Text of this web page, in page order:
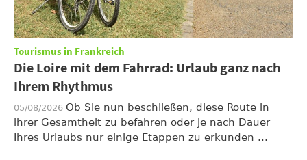
Tourismus in Frankreich
Die Loire mit dem Fahrrad: Urlaub ganz nach
Ihrem Rhythmus
05/08/2026 Ob Sie nun beschließen, diese Route in
ihrer Gesamtheit zu befahren oder je nach Dauer
Ihres Urlaubs nur einige Etappen zu erkunden ...